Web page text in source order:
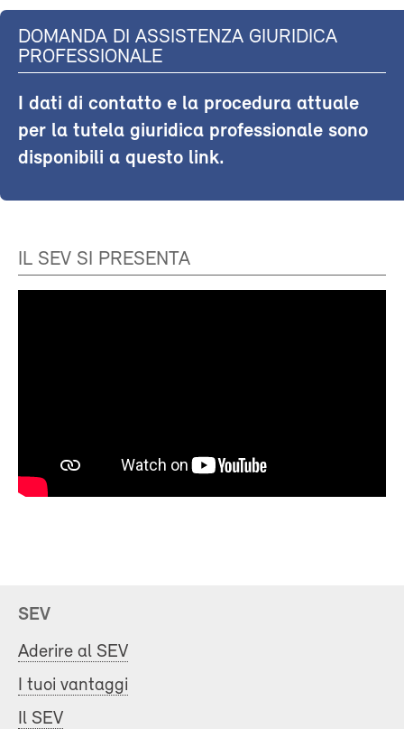
DOMANDA DI ASSISTENZA GIURIDICA
PROFESSIONALE
I dati di contatto e la procedura attuale
per la tutela giuridica professionale sono
disponibili a questo link.
IL SEV SI PRESENTA
SEV
Aderire al SEV
I tuoi vantaggi
Il SEV